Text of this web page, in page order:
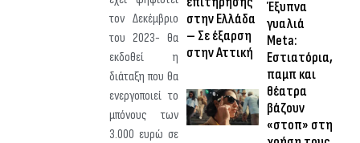
τον Δεκέμβριο
του 2023- θα
εκδοθεί η
διάταξη που θα
ενεργοποιεί το
μπόνους των
3.000 ευρώ σε
στην Ελλάδα
– Σε έξαρση
στην Αττική
Έξυπνα
γυαλιά
Meta:
Εστιατόρια,
παμπ και
θέατρα
βάζουν
«στοπ» στη